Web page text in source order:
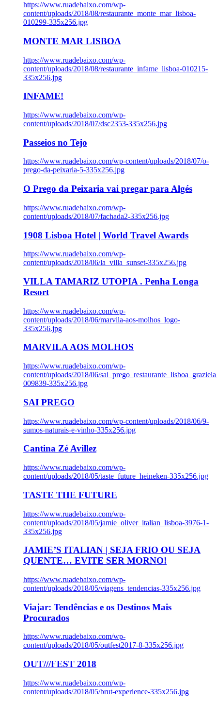
https://www.ruadebaixo.com/wp-
content/uploads/2018/08/restaurante_monte_mar_lisboa-
010299-335x256.jpg
MONTE MAR LISBOA
https://www.ruadebaixo.com/wp-
content/uploads/2018/08/restaurante_infame_lisboa-010215-
335x256.jpg
INFAME!
https://www.ruadebaixo.com/wp-
content/uploads/2018/07/dsc2353-335x256.jpg
Passeios no Tejo
https://www.ruadebaixo.com/wp-content/uploads/2018/07/o-
prego-da-peixaria-5-335x256.jpg
O Prego da Peixaria vai pregar para Algés
https://www.ruadebaixo.com/wp-
content/uploads/2018/07/fachada2-335x256.jpg
1908 Lisboa Hotel | World Travel Awards
https://www.ruadebaixo.com/wp-
content/uploads/2018/06/la_villa_sunset-335x256.jpg
VILLA TAMARIZ UTOPIA . Penha Longa
Resort
https://www.ruadebaixo.com/wp-
content/uploads/2018/06/marvila-aos-molhos_logo-
335x256.jpg
MARVILA AOS MOLHOS
https://www.ruadebaixo.com/wp-
content/uploads/2018/06/
009839-335x256.jpg
SAI PREGO
https://www.ruadebaixo.com/wp-content/uploads/2018/06/9-
sumos-naturais-e-vinho-335x256.jpg
Cantina Zé Avillez
https://www.ruadebaixo.com/wp-
content/uploads/2018/05/taste_future_heineken-335x256.jpg
TASTE THE FUTURE
https://www.ruadebaixo.com/wp-
content/uploads/2018/05/jamie_oliver_italian_lisboa-3976-1-
335x256.jpg
JAMIE’S ITALIAN | SEJA FRIO OU SEJA
QUENTE… EVITE SER MORNO!
https://www.ruadebaixo.com/wp-
content/uploads/2018/05/viagens_tendencias-335x256.jpg
Viajar: Tendências e os Destinos Mais
Procurados
https://www.ruadebaixo.com/wp-
content/uploads/2018/05/outfest2017-8-335x256.jpg
OUT///FEST 2018
https://www.ruadebaixo.com/wp-
content/uploads/2018/05/brut-experience-335x256.jpg